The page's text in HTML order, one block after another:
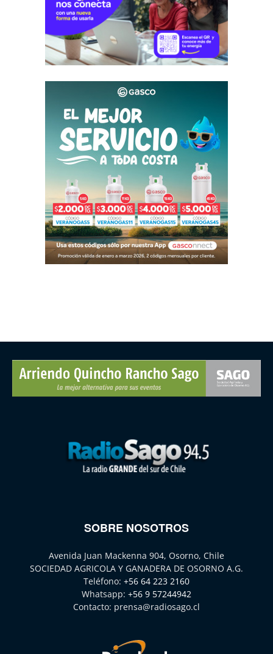
SOBRE NOSOTROS
Avenida Juan Mackenna 904, Osorno, Chile
SOCIEDAD AGRICOLA Y GANADERA DE OSORNO A.G.
Teléfono: +56 64 223 2160
Whatsapp: +56 9 57244942
Contacto: prensa@radiosago.cl